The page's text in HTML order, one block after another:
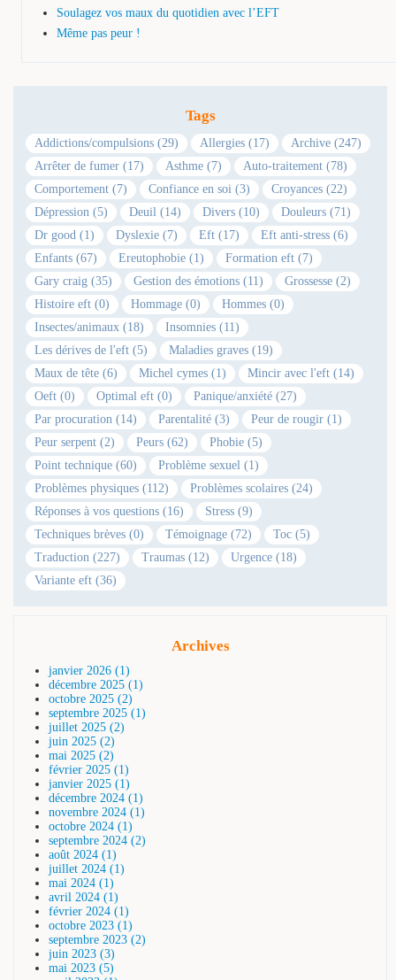
Soulagez vos maux du quotidien avec l’EFT
Même pas peur !
Tags
Addictions/compulsions (29) Allergies (17)
Archive (247)
Arrêter de fumer (17)
Asthme (7)
Auto-traitement (78)
Comportement (7)
Confiance en soi (3)
Croyances (22)
Dépression (5)
Deuil (14) Divers (10)
Douleurs (71)
Dr good (1)
Dyslexie (7) Eft (17)
Eft anti-stress (6)
Enfants (67)
Ereutophobie (1)
Formation eft (7)
Gary craig (35)
Gestion des émotions (11)
Grossesse (2)
Histoire eft (0)
Hommage (0)
Hommes (0)
Insectes/animaux (18)
Insomnies (11)
Les dérives de l'eft (5)
Maladies graves (19)
Maux de tête (6)
Michel cymes (1)
Mincir avec l'eft (14)
Oeft (0)
Optimal eft (0)
Panique/anxiété (27)
Par procuration (14)
Parentalité (3)
Peur de rougir (1)
Peur serpent (2)
Peurs (62)
Phobie (5)
Point technique (60)
Problème sexuel (1)
Problèmes physiques (112)
Problèmes scolaires (24)
Réponses à vos questions (16)
Stress (9)
Techniques brèves (0)
Témoignage (72)
Toc (5)
Traduction (227)
Traumas (12)
Urgence (18)
Variante eft (36)
Archives
janvier 2026 (1)
décembre 2025 (1)
octobre 2025 (2)
septembre 2025 (1)
juillet 2025 (2)
juin 2025 (2)
mai 2025 (2)
février 2025 (1)
janvier 2025 (1)
décembre 2024 (1)
novembre 2024 (1)
octobre 2024 (1)
septembre 2024 (2)
août 2024 (1)
juillet 2024 (1)
mai 2024 (1)
avril 2024 (1)
février 2024 (1)
octobre 2023 (1)
septembre 2023 (2)
juin 2023 (3)
mai 2023 (5)